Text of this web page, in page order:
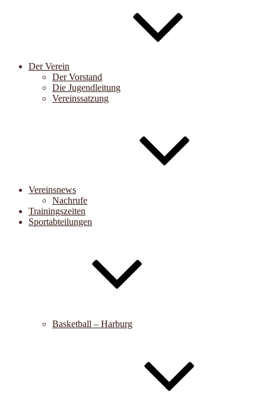
Der Verein
Der Vorstand
Die Jugendleitung
Vereinssatzung
Vereinsnews
Nachrufe
Trainingszeiten
Sportabteilungen
Basketball – Harburg